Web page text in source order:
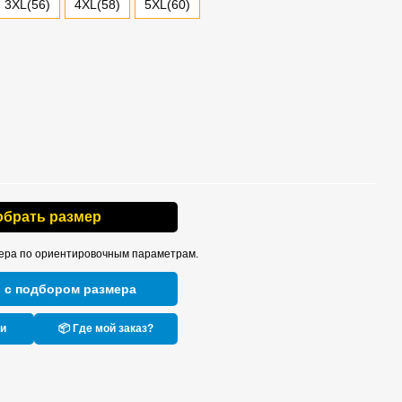
3XL(56) 4XL(58) 5XL(60)
размер
по ориентировочным параметрам.
подбором размера
📦 Где мой заказ?